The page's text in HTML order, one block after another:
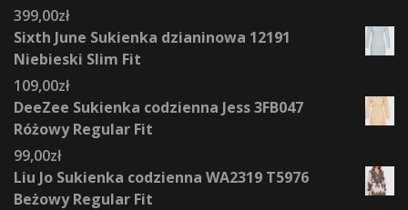
399,00zł
Sixth June Sukienka dzianinowa 12191
Niebieski Slim Fit
109,00zł
DeeZee Sukienka codzienna Jess 3FB047
Różowy Regular Fit
99,00zł
Liu Jo Sukienka codzienna WA2319 T5976
Beżowy Regular Fit